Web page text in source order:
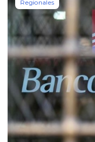
Regionales